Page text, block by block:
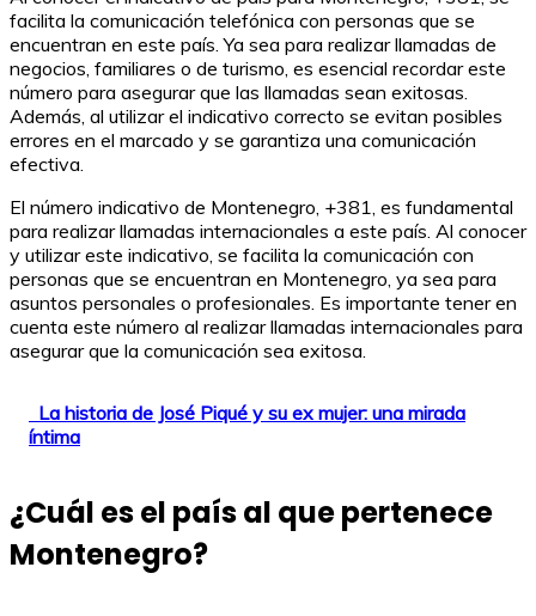
facilita la comunicación telefónica con personas que se
encuentran en este país. Ya sea para realizar llamadas de
negocios, familiares o de turismo, es esencial recordar este
número para asegurar que las llamadas sean exitosas.
Además, al utilizar el indicativo correcto se evitan posibles
errores en el marcado y se garantiza una comunicación
efectiva.
El número indicativo de Montenegro, +381, es fundamental
para realizar llamadas internacionales a este país. Al conocer
y utilizar este indicativo, se facilita la comunicación con
personas que se encuentran en Montenegro, ya sea para
asuntos personales o profesionales. Es importante tener en
cuenta este número al realizar llamadas internacionales para
asegurar que la comunicación sea exitosa.
La historia de José Piqué y su ex mujer: una mirada
íntima
¿Cuál es el país al que pertenece
Montenegro?